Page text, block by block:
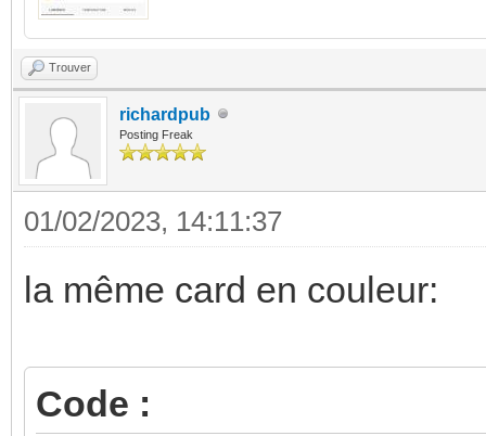
fill_container:
hold_action:
action:
http://
tutorial/
attributes:
- card:
Trouver
richardpub
Posting Freak
01/02/2023, 14:11:37
la même card en couleur:
Code :